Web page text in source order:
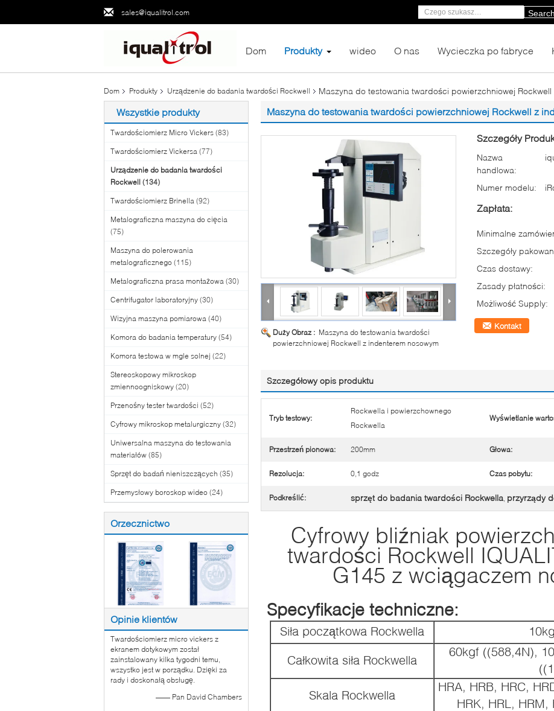
sales@iqualitrol.com Search
Dom Produkty wideo O nas Wycieczka po fabryce
Dom Produkty Urządzenie do badania twardości Rockwell Maszyna do testowania twardości powierzchniowej
Wszystkie produkty
Twardościomierz Micro Vickers (83)
Twardościomierz Vickersa (77)
Urządzenie do badania twardości
Rockwell (134)
Twardościomierz Brinella (92)
Metalograficzna maszyna do cięcia
(75)
Maszyna do polerowania
metalograficznego (115)
Metalograficzna prasa montażowa (30)
Centrifugator laboratoryjny (30)
Wizyjna maszyna pomiarowa (40)
Komora do badania temperatury (54)
Komora testowa w mgle solnej (22)
Stereoskopowy mikroskop
zmiennoogniskowy (20)
Przenośny tester twardości (52)
Cyfrowy mikroskop metalurgiczny (32)
Uniwersalna maszyna do testowania
materiałów (85)
Sprzęt do badań nieniszczących (35)
Przemysłowy boroskop wideo (24)
Orzecznictwo
Opinie klientów
Twardościomierz micro vickers z
ekranem dotykowym został
zainstalowany kilka tygodni temu,
wszystko jest w porządku. Dzięki za
rady i doskonałą obsługę.
—— Pan David Chambers
Maszyna do testowania twardości powierzchniowej Rockwell z
Duży Obraz : Maszyna do testowania twardości
powierzchniowej Rockwell z indenterem nosowym
Szczegóły
Nazwa
handlowa:
Numer modelu:
Zapłata:
Minimalne
Szczegóły
Czas dostawy:
Zasady płatności:
Możliwość Supply:
Kontakt
Szczegółowy opis produktu
Tryb testowy:
Rockwella i powierzchownego
Rockwella
Wyświetlanie
Przestrzeń pionowa: 200mm Głowa:
Rezolucja: 0,1 godz Czas pobytu:
Podkreślić: sprzęt do badania twardości Rockwella, przyrządy
Cyfrowy bliźniak
twardości Rockwell
G145 z wciągaczem
Specyfikacje techniczne:
Siła początkowa Rockwella
Całkowita siła Rockwella
60kgf ((588,4N),
Skala Rockwella
HRA, HRB, HRC,
HRK, HRL, HRM,